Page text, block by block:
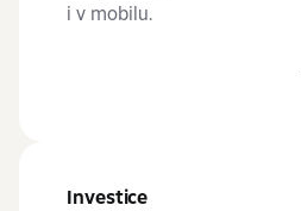
i v mobilu.
Investice